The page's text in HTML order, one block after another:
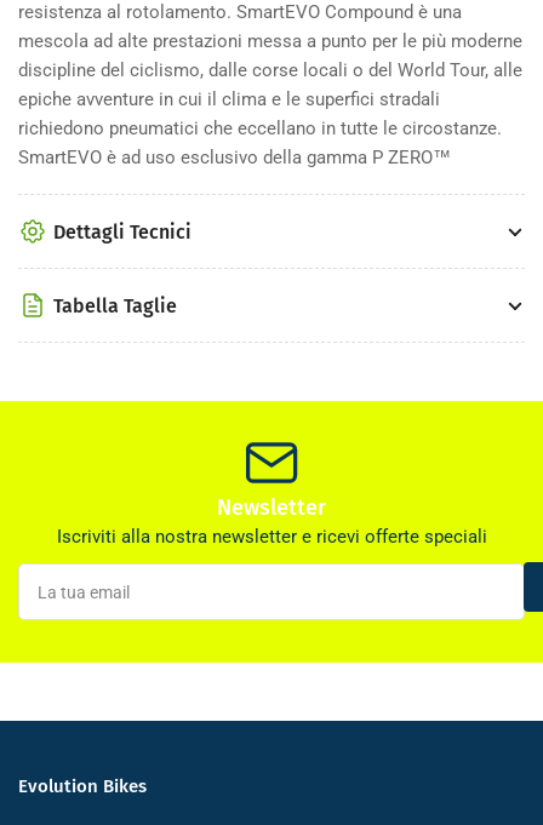
resistenza al rotolamento. SmartEVO Compound è una
mescola ad alte prestazioni messa a punto per le più moderne
discipline del ciclismo, dalle corse locali o del World Tour, alle
epiche avventure in cui il clima e le superfici stradali
richiedono pneumatici che eccellano in tutte le circostanze.
SmartEVO è ad uso esclusivo della gamma P ZERO™
Dettagli Tecnici
Tabella Taglie
Newsletter
Iscriviti alla nostra newsletter e ricevi offerte speciali
La
tua
email
Evolution Bikes